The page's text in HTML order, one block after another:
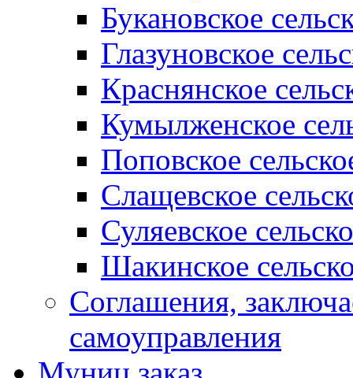
Букановское
Глазуновское
Краснянское
Кумылженское
Поповское
Слащевское
Суляевское
Шакинское
Соглашения,
самоуправления